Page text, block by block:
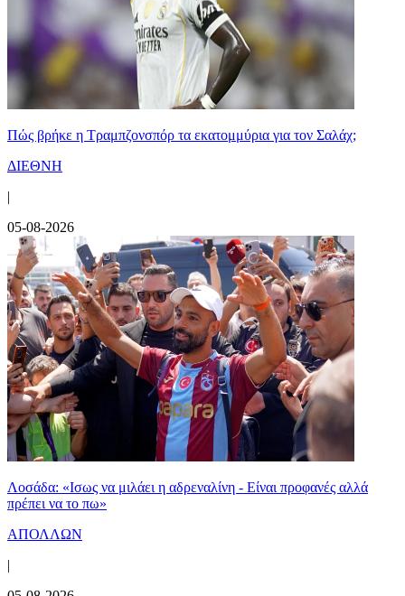
Πώς βρήκε η Τραμπζονσπόρ τα εκατομμύρια για τον Σαλάχ;
ΔΙΕΘΝΗ
|
05-08-2026
Λοσάδα: «Ισως να μιλάει η αδρεναλίνη - Είναι προφανές αλλά
πρέπει να το πω»
ΑΠΟΛΛΩΝ
|